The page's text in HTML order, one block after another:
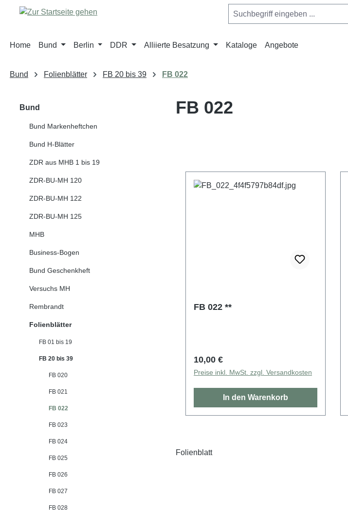
Hauptinhalt springen
Zur Suche springen
Zur Hauptnavigation springen
Home Bund Berlin DDR Alliierte Besatzung Kataloge Angebote
Bund Folienblätter FB 20 bis 39 FB 022
Bund
Bund Markenheftchen
Bund H-Blätter
ZDR aus MHB 1 bis 19
ZDR-BU-MH 120
ZDR-BU-MH 122
ZDR-BU-MH 125
MHB
Business-Bogen
Bund Geschenkheft
Versuchs MH
Rembrandt
Folienblätter
FB 01 bis 19
FB 20 bis 39
FB 020
FB 021
FB 022
FB 023
FB 024
FB 025
FB 026
FB 027
FB 028
FB 022
FB 022 **
Regulärer Preis:
10,00 €
Preise inkl. MwSt. zzgl. Versandkosten
In den Warenkorb
Folienblatt